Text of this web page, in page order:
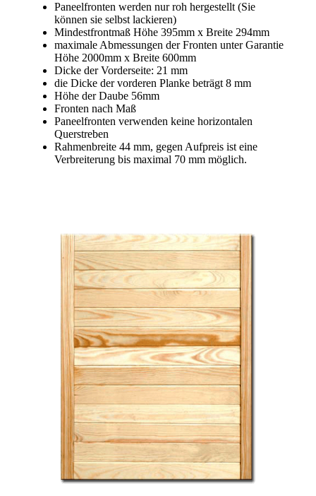
Paneelfronten werden nur roh hergestellt (Sie
können sie selbst lackieren)
Mindestfrontmaß Höhe 395mm x Breite 294mm
maximale Abmessungen der Fronten unter Garantie
Höhe 2000mm x Breite 600mm
Dicke der Vorderseite: 21 mm
die Dicke der vorderen Planke beträgt 8 mm
Höhe der Daube 56mm
Fronten nach Maß
Paneelfronten verwenden keine horizontalen
Querstreben
Rahmenbreite 44 mm, gegen Aufpreis ist eine
Verbreiterung bis maximal 70 mm möglich.